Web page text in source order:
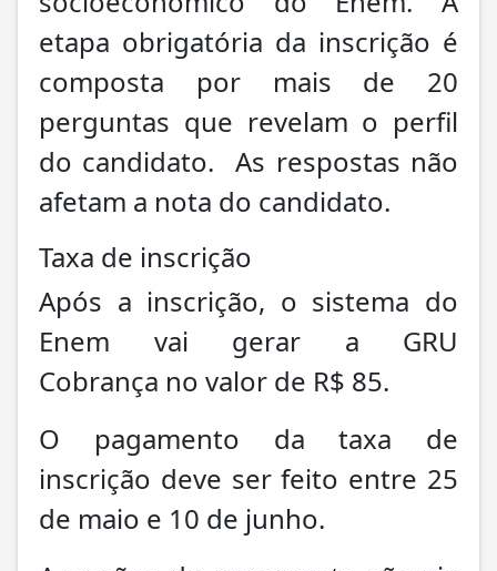
etapa obrigatória da inscrição é
composta por mais de 20
perguntas que revelam o perfil
do candidato. As respostas não
afetam a nota do candidato.
Taxa de inscrição
Após a inscrição, o sistema do
Enem vai gerar a GRU
Cobrança no valor de R$ 85.
O pagamento da taxa de
inscrição deve ser feito entre 25
de maio e 10 de junho.